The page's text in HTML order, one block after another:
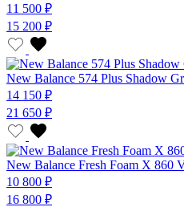
11 500 ₽
15 200 ₽
New Balance 574 Plus Shadow
14 150 ₽
21 650 ₽
New Balance Fresh Foam X 860
10 800 ₽
16 800 ₽